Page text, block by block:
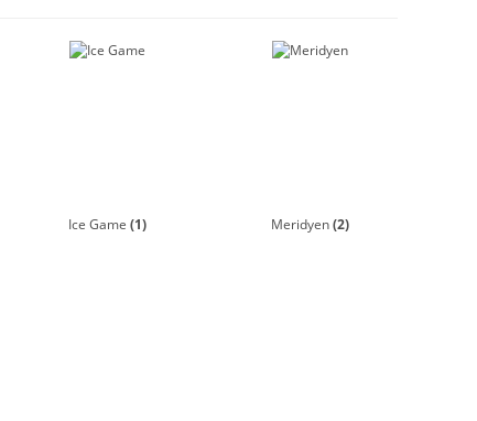
Ice Game(1) Meridyen(2)